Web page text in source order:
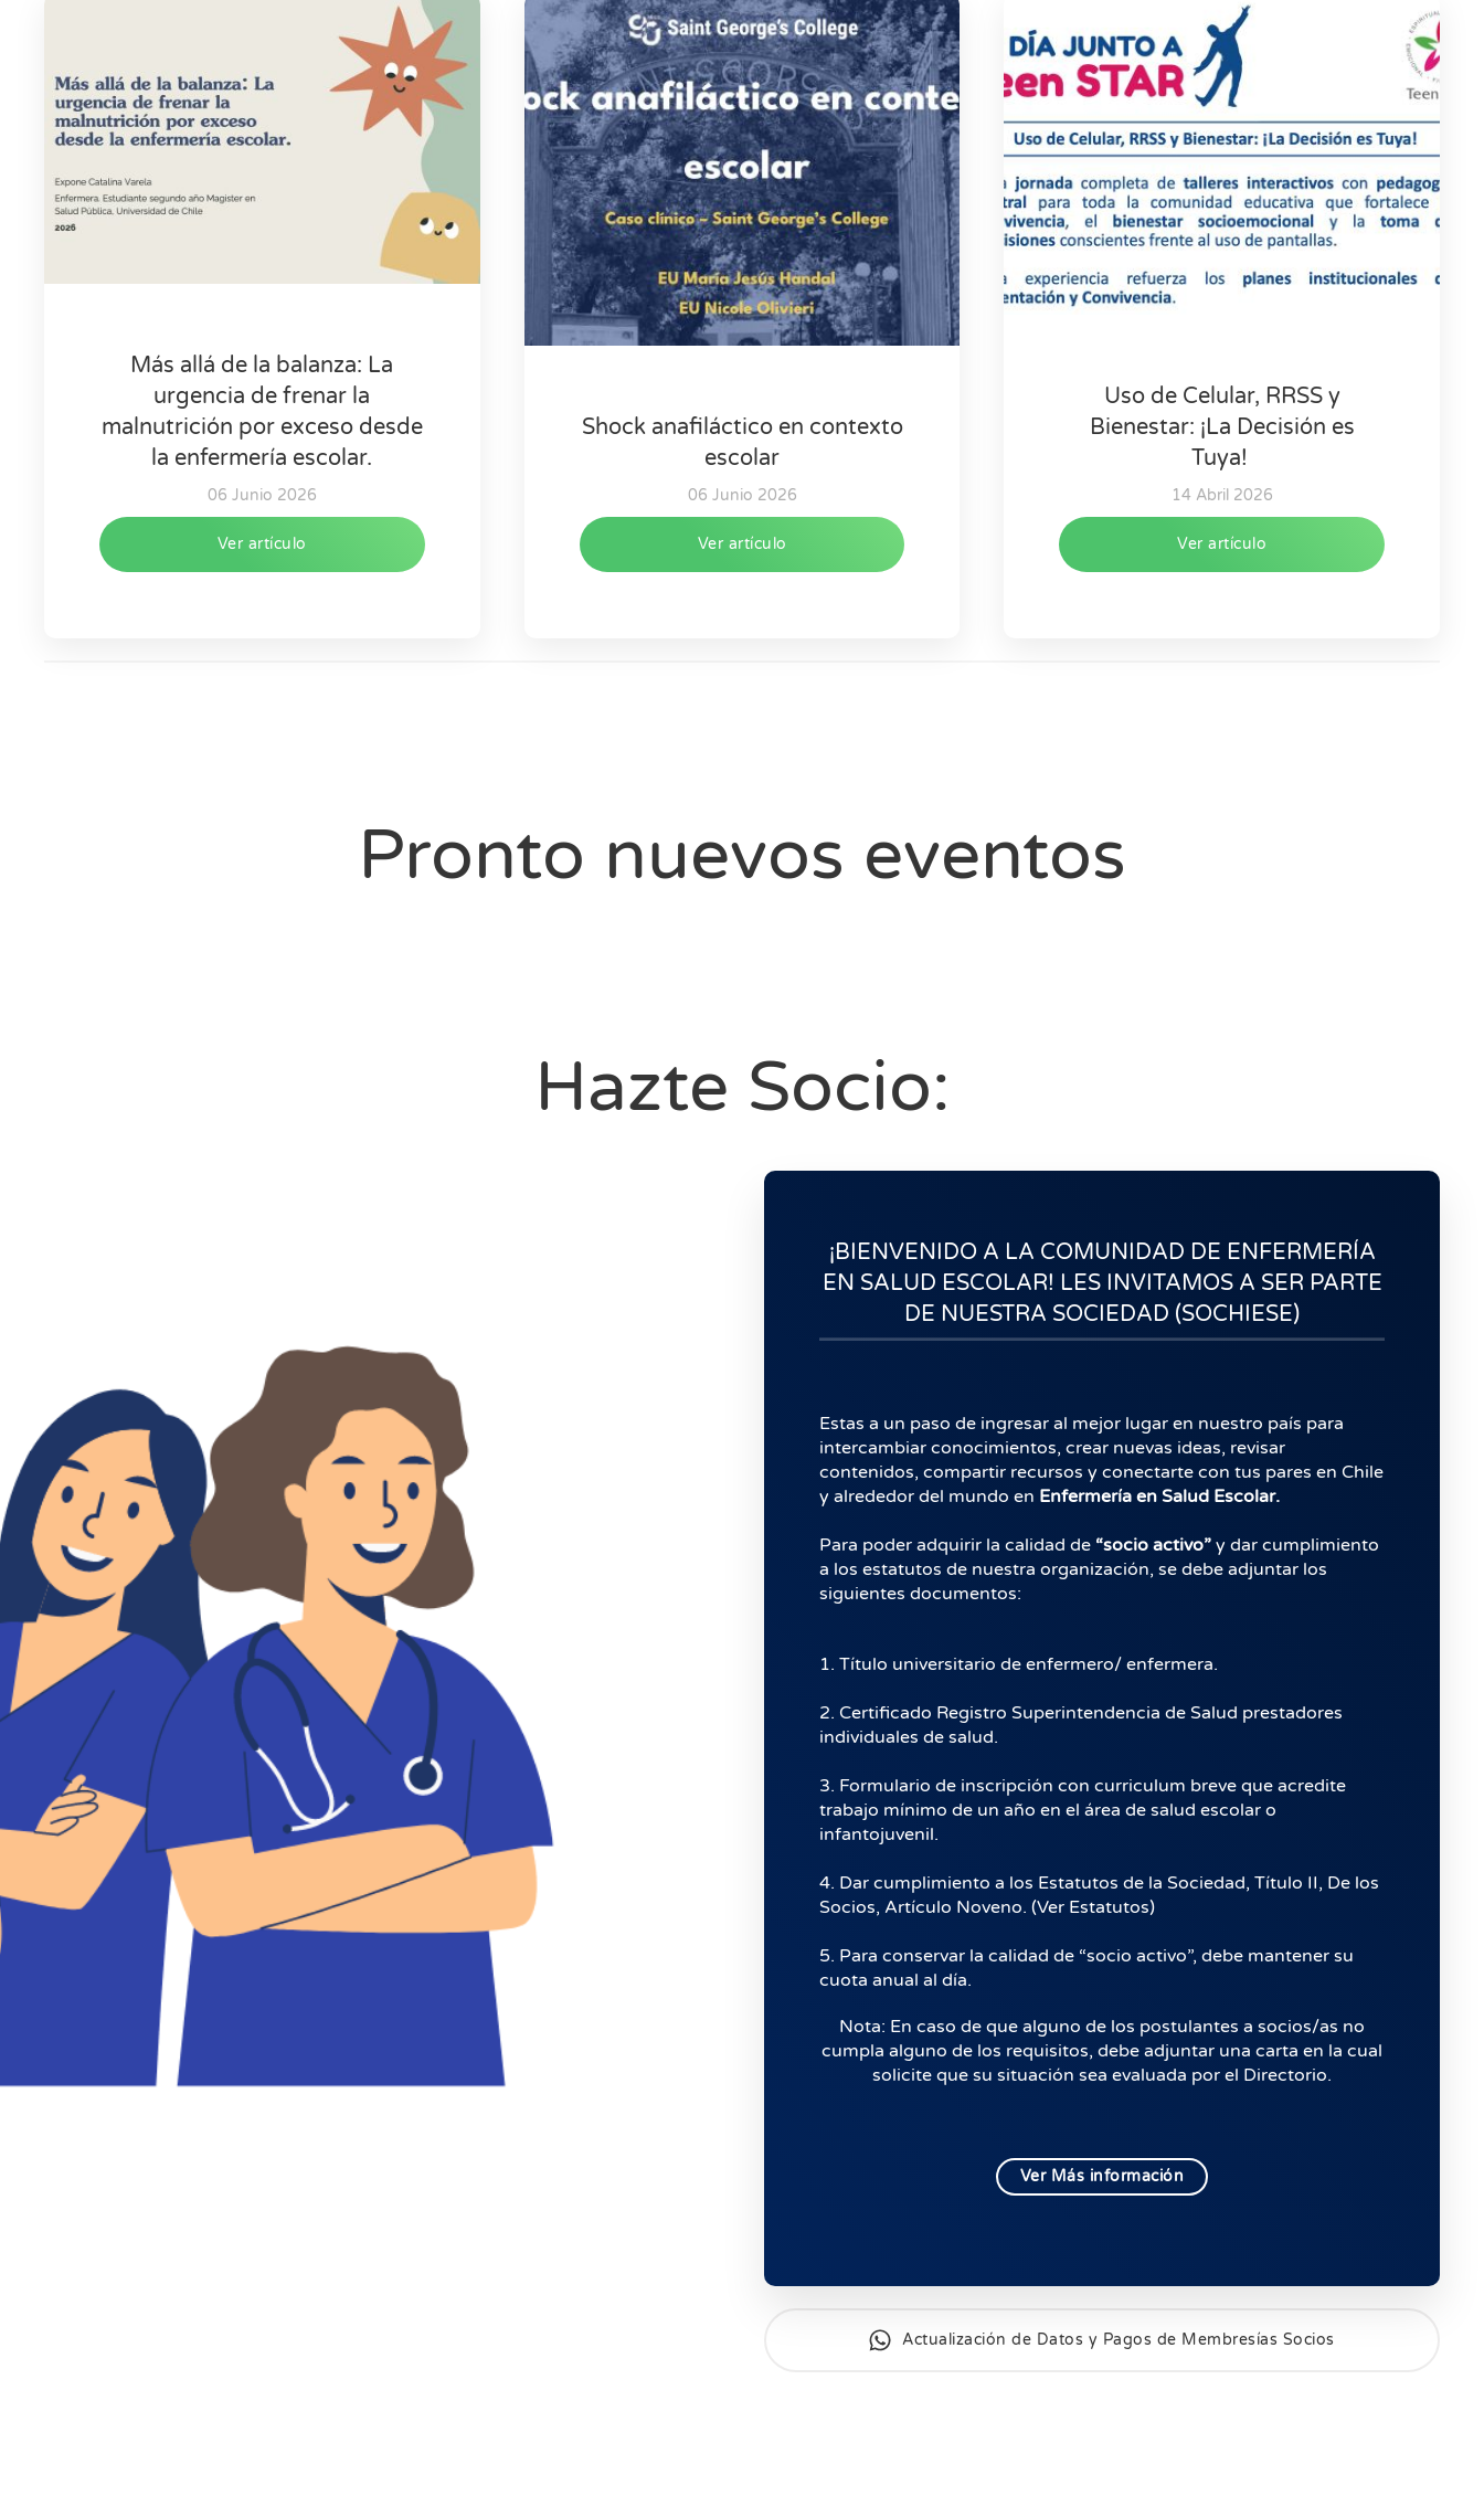
Más allá de la balanza: La
urgencia de frenar la
malnutrición por exceso desde
la enfermería escolar.
06 Junio 2026
Ver artículo
Shock anafiláctico en contexto
escolar
06 Junio 2026
Ver artículo
Uso de Celular, RRSS y
Bienestar: ¡La Decisión es
Tuya!
14 Abril 2026
Ver artículo
Pronto nuevos eventos
Hazte Socio:
¡BIENVENIDO A LA COMUNIDAD DE ENFERMERÍA
EN SALUD ESCOLAR! LES INVITAMOS A SER PARTE
DE NUESTRA SOCIEDAD (SOCHIESE)
Estas a un paso de ingresar al mejor lugar en nuestro país para
intercambiar conocimientos, crear nuevas ideas, revisar
contenidos, compartir recursos y conectarte con tus pares en Chile
y alrededor del mundo en Enfermería en Salud Escolar.
Para poder adquirir la calidad de “socio activo” y dar cumplimiento
a los estatutos de nuestra organización, se debe adjuntar los
siguientes documentos:
1. Título universitario de enfermero/ enfermera.
2. Certificado Registro Superintendencia de Salud prestadores
individuales de salud.
3. Formulario de inscripción con curriculum breve que acredite
trabajo mínimo de un año en el área de salud escolar o
infantojuvenil.
4. Dar cumplimiento a los Estatutos de la Sociedad, Título II, De los
Socios, Artículo Noveno. (Ver Estatutos)
5. Para conservar la calidad de “socio activo”, debe mantener su
cuota anual al día.
Nota: En caso de que alguno de los postulantes a socios/as no
cumpla alguno de los requisitos, debe adjuntar una carta en la cual
solicite que su situación sea evaluada por el Directorio.
Ver Más información
Actualización de Datos y Pagos de Membresías Socios